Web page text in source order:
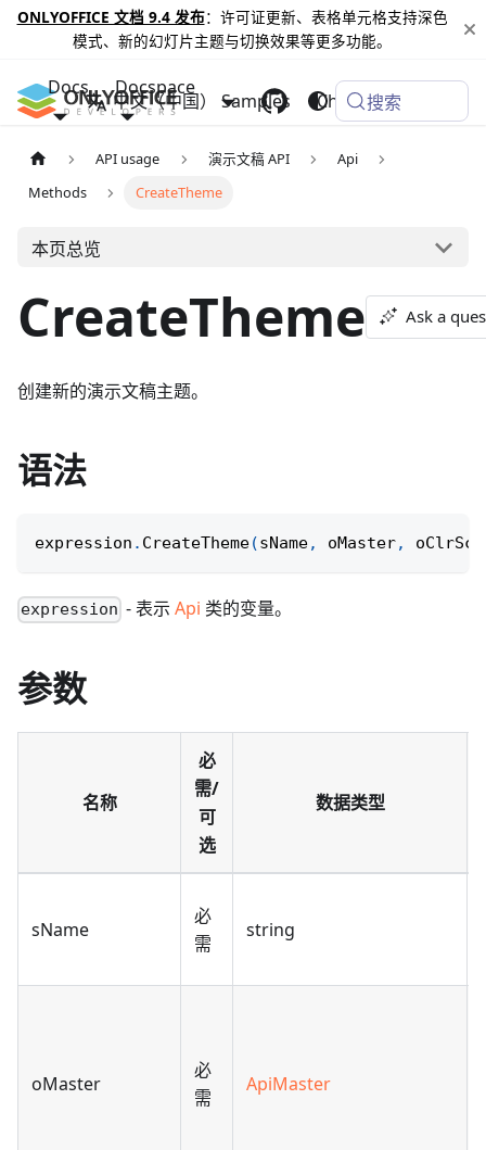
ONLYOFFICE 文档 9.4 发布：许可证更新、表格单元格支持深色
模式、新的幻灯片主题与切换效果等更多功能。
Docs Docspace
Samples Changelog
中文（中国） 搜索
API usage 演示文稿 API
Api
Methods
CreateTheme
本页总览
CreateTheme Ask a
创建新的演示文稿主题。
语法
expression . CreateTheme(sName, oMaster,
expression - 表示Api 类的变量。
参数
名称
必
需/
可
选
数据类型
sName
必
需
string
oMaster
必
需
ApiMaster